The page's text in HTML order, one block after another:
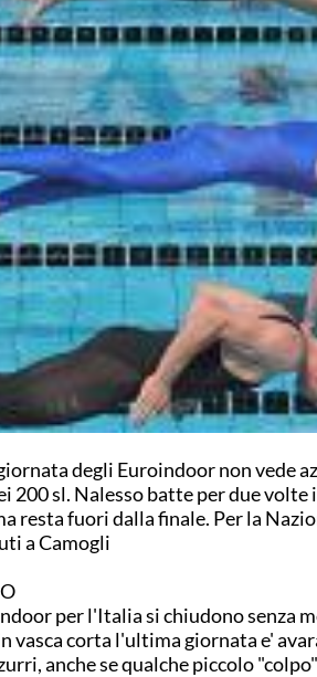
degli Euroindoor non vede
200 sl. Nalesso batte per due
resta fuori dalla finale. Per la
a Camogli
per l'Italia si chiudono senza
vasca corta l'ultima giornata e'
anche se qualche piccolo